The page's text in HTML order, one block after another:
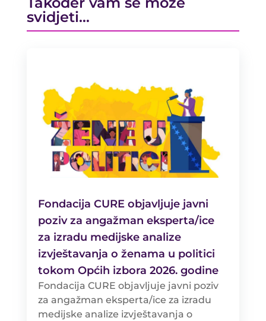
svidjeti…
Fondacija CURE objavljuje javni
poziv za angažman eksperta/ice
za izradu medijske analize
izvještavanja o ženama u politici
tokom Općih izbora 2026. godine
Fondacija CURE objavljuje javni poziv
za angažman eksperta/ice za izradu
medijske analize izvještavanja o